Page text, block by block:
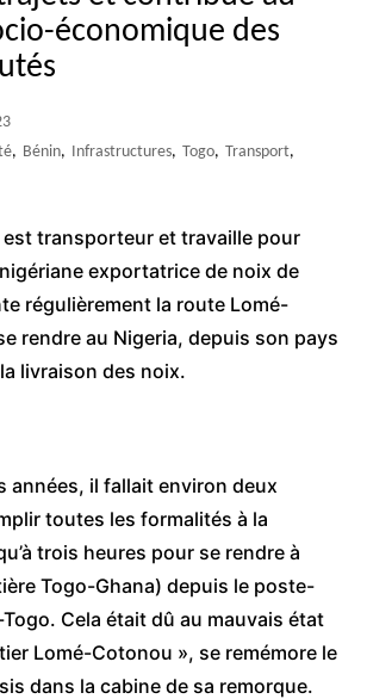
économique des
, Bénin, Infrastructures, Togo, Transport,
transporteur et travaille pour
exportatrice de noix de
régulièrement la route Lomé-
rendre au Nigeria, depuis son pays
livraison des noix.
années, il fallait environ deux
toutes les formalités à la
trois heures pour se rendre à
Togo-Ghana) depuis le poste-
Cela était dû au mauvais état
Lomé-Cotonou », se remémore le
dans la cabine de sa remorque.